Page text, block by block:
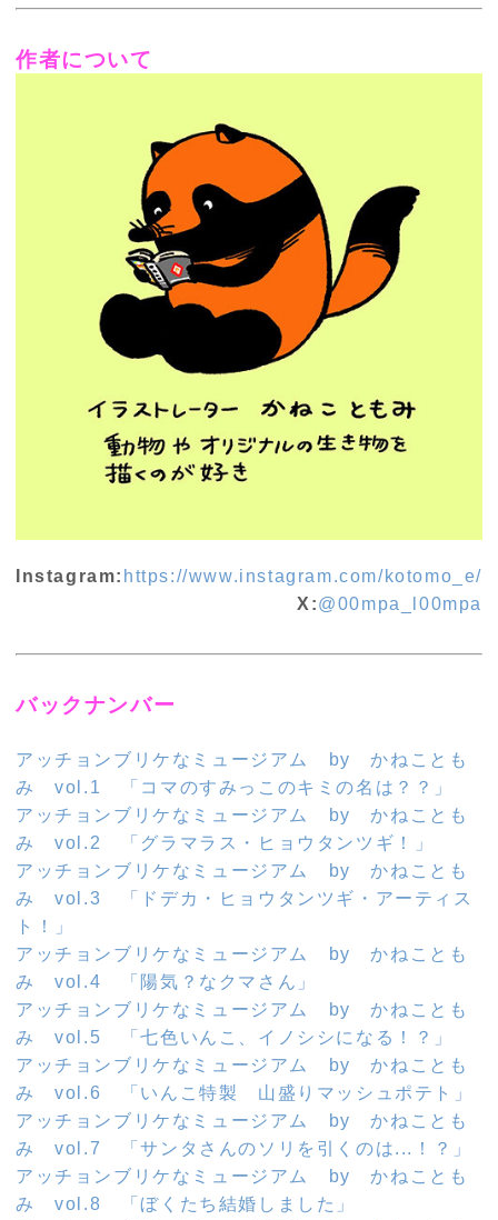
作者について
Instagram: https://www.instagram.com/kotomo_e/
X:@00mpa_l00mpa
バックナンバー
アッチョンブリケなミュージアム by かねことも
み vol.1 「コマのすみっこのキミの名は？？」
アッチョンブリケなミュージアム by かねことも
み vol.2 「グラマラス・ヒョウタンツギ！」
アッチョンブリケなミュージアム by かねことも
み vol.3 「ドデカ・ヒョウタンツギ・アーティス
ト！」
アッチョンブリケなミュージアム by かねことも
み vol.4 「陽気？なクマさん」
アッチョンブリケなミュージアム by かねことも
み vol.5 「七色いんこ、イノシシになる！？」
アッチョンブリケなミュージアム by かねことも
み vol.6 「いんこ特製 山盛りマッシュポテト」
アッチョンブリケなミュージアム by かねことも
み vol.7 「サンタさんのソリを引くのは...！？」
アッチョンブリケなミュージアム by かねことも
み vol.8 「ぼくたち結婚しました」